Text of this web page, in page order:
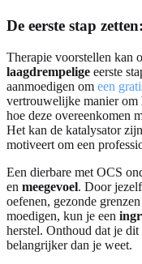
De eerste stap
Therapie voorstellen kan
laagdrempelige eerste
aanmoedigen om een
vertrouwelijke manier om
hoe deze overeenkomen
Het kan de katalysator
motiveert om een
Een dierbare met OCS
en meegevoel. Door
oefenen, gezonde
moedigen, kun je een
herstel. Onthoud dat je
belangrijker dan je weet.